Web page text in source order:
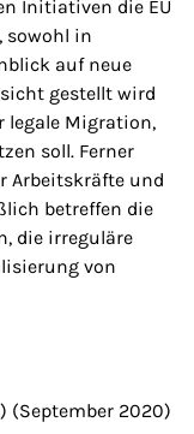
Initiativen die EU
sowohl in
auf neue
gestellt wird
legale Migration,
soll. Ferner
Arbeitskräfte und
betreffen die
die irreguläre
von
(September 2020)